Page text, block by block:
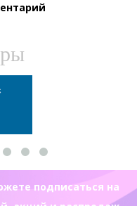
подписаться на